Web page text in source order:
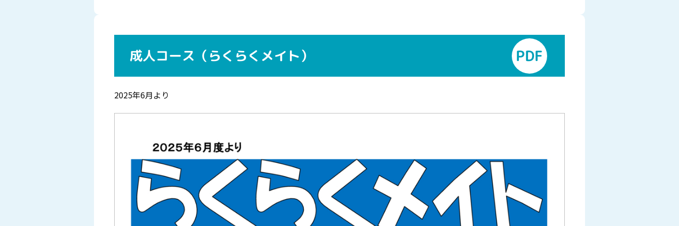
成人コース（らくらくメイト）
2025年6月より